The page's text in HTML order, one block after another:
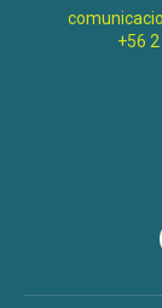
+56